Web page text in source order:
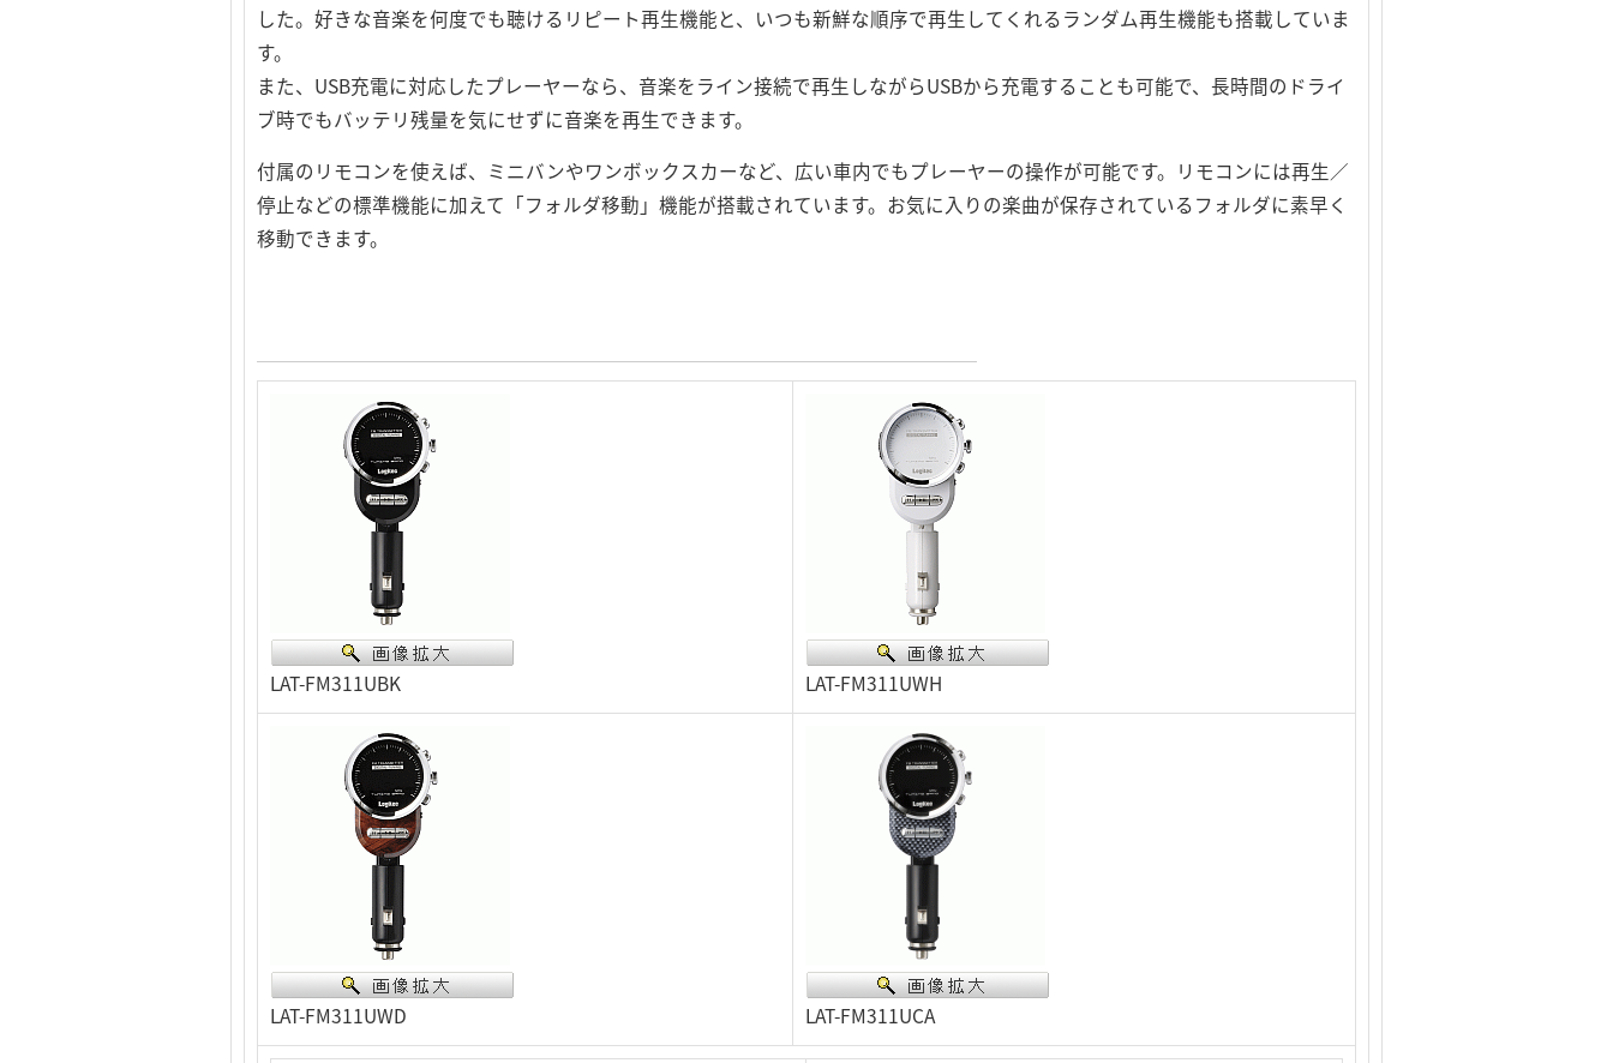
した。好きな音楽を何度でも聴けるリピート再生機能と、いつも新鮮な順序で再生してくれるランダム再生機能も搭載していま
す。
また、USB充電に対応したプレーヤーなら、音楽をライン接続で再生しながらUSBから充電することも可能で、長時間のドライ
ブ時でもバッテリ残量を気にせずに音楽を再生できます。
付属のリモコンを使えば、ミニバンやワンボックスカーなど、広い車内でもプレーヤーの操作が可能です。リモコンには再生／
停止などの標準機能に加えて「フォルダ移動」機能が搭載されています。お気に入りの楽曲が保存されているフォルダに素早く
移動できます。
LAT-FM311UBK LAT-FM311UWH
LAT-FM311UWD LAT-FM311UCA